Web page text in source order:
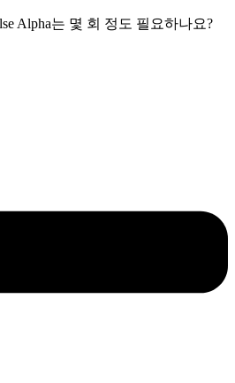
Alpha는 몇 회 정도 필요하나요?